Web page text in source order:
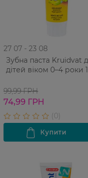
27 07 - 23 08
Зубна паста Kruidvat
дітей віком 0–4 роки
99,99 ГРН
74,99 ГРН